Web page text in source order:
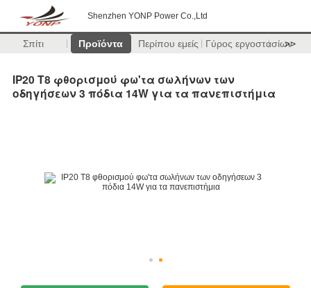
Shenzhen YONP Power Co.,Ltd
Σπίτι Προϊόντα Περίπου εμείς Γύρος εργοστασίων
>>
IP20 T8 φθορισμού φω'τα σωλήνων των
οδηγήσεων 3 πόδια 14W για τα πανεπιστήμια